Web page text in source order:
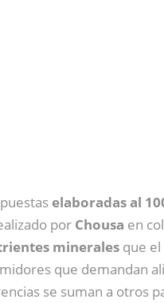
elaboradas al
por Chousa en
minerales que
que demandan
se suman a otros